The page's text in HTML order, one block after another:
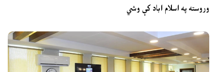
وروسته په اسلام اباد کې وشي